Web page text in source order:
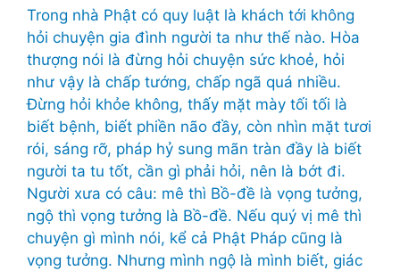
Trong nhà Phật có quy luật là khách tới không
hỏi chuyện gia đình người ta như thế nào. Hòa
thượng nói là đừng hỏi chuyện sức khoẻ, hỏi
như vậy là chấp tướng, chấp ngã quá nhiều.
Đừng hỏi khỏe không, thấy mặt mày tối tối là
biết bệnh, biết phiền não đầy, còn nhìn mặt tươi
rói, sáng rỡ, pháp hỷ sung mãn tràn đầy là biết
người ta tu tốt, cần gì phải hỏi, nên là bớt đi.
Người xưa có câu: mê thì Bồ-đề là vọng tưởng,
ngộ thì vọng tưởng là Bồ-đề. Nếu quý vị mê thì
chuyện gì mình nói, kể cả Phật Pháp cũng là
vọng tưởng. Nhưng mình ngộ là mình biết, giác